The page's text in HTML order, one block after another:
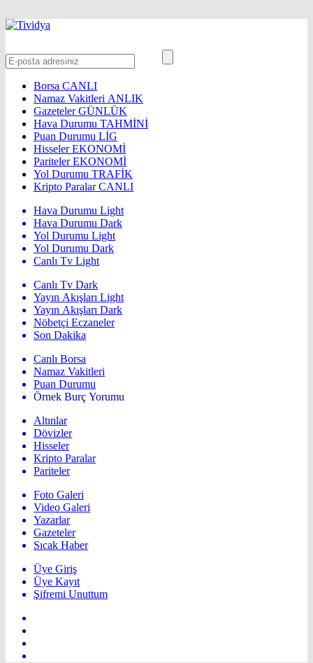
Borsa CANLI
Namaz Vakitleri ANLIK
GazetelerGÜNLÜK
Hava Durumu TAHMİNİ
Puan Durumu LİG
HisselerEKONOMİ
ParitelerEKONOMİ
Yol Durumu TRAFİK
Kripto ParalarCANLI
Hava Durumu Light
Hava Durumu Dark
Yol Durumu Light
Yol Durumu Dark
Canlı Tv Light
Canlı Tv Dark
Yayın Akışları Light
Yayın Akışları Dark
Nöbetçi Eczaneler
Son Dakika
Canlı Borsa
Namaz Vakitleri
Puan Durumu
Örnek Burç Yorumu
Altınlar
Dövizler
Hisseler
Kripto Paralar
Pariteler
Foto Galeri
Video Galeri
Yazarlar
Gazeteler
Sıcak Haber
Üye Giriş
Üye Kayıt
Şifremi Unuttum